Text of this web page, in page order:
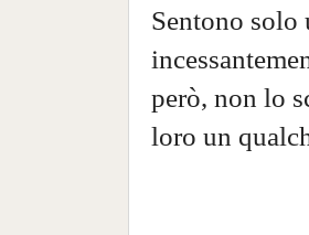
Sentono solo
però, non lo
loro un